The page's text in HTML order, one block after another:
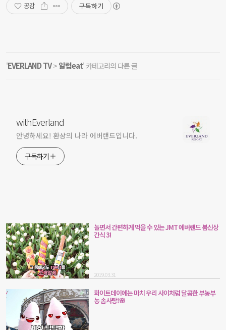
공감 구독하기
'EVERLAND TV> 알럽eat' 카테고리의 다른 글
withEverland
안녕하세요! 환상의 나라 에버랜드입니다.
구독하기
놀면서 간편하게 먹을 수 있는 JMT 에버랜드 봄신상
간식 3!
2019.03.31
화이트데이에는 마치 우리 사이처럼 달콤한 부농부
농 솜사탕!🌸